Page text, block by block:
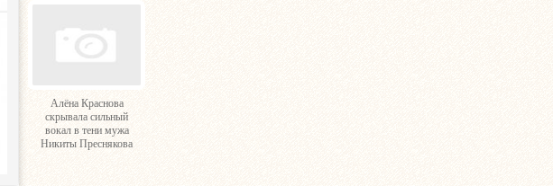
Алёна Краснова
скрывала сильный
вокал в тени мужа
Никиты Преснякова